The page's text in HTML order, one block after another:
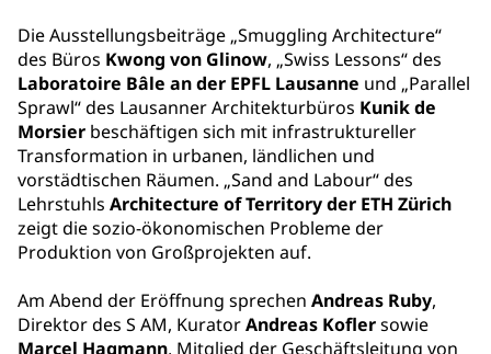
Die Ausstellungsbeiträge „Smuggling Architecture“
des Büros Kwong von Glinow, „Swiss Lessons“ des
Laboratoire Bâle an der EPFL Lausanne und „Parallel
Sprawl“ des Lausanner Architekturbüros Kunik de
Morsier beschäftigen sich mit infrastruktureller
Transformation in urbanen, ländlichen und
vorstädtischen Räumen. „Sand and Labour“ des
Lehrstuhls Architecture of Territory der ETH Zürich
zeigt die sozio-ökonomischen Probleme der
Produktion von Großprojekten auf.
Am Abend der Eröffnung sprechen Andreas Ruby,
Direktor des S AM, KuratorAndreas Koflersowie
Marcel Hagmann, Mitglied der Geschäftsleitung von